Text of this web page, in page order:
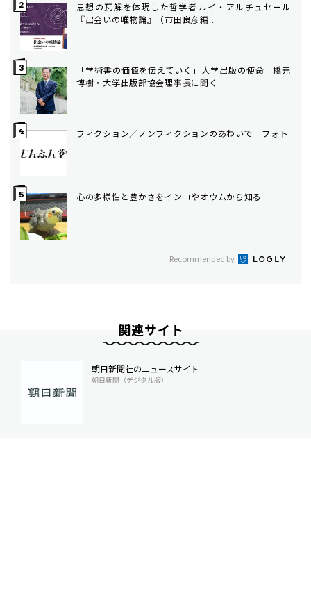
思想の瓦解を体現した哲学者――ルイ・アルチュセール
『出会いの唯物論』（市田良彦編...
「学術書の価値を伝えていく」大学出版の使命 橋元
博樹・大学出版部協会理事長に聞く
フィクション／ノンフィクションのあわいで フォト
心の多様性と豊かさをインコやオウムから知る
Recommended by
関連サイト
朝日新聞社のニュースサイト
朝日新聞（デジタル版）